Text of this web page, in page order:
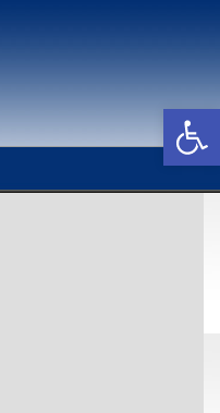
פתח סרגל נגישות